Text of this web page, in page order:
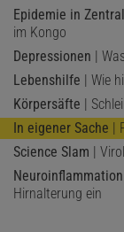
Epidemie in
im Kongo
Depressionen |
Lebenshilfe | Wie
Körpersäfte |
In eigener Sache |
Science Slam |
Neuroinflammation
Hirnalterung ein